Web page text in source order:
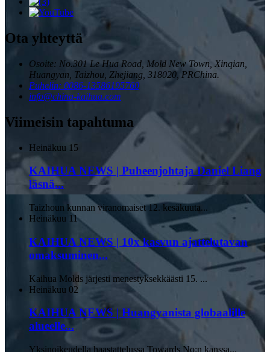
Ota yhteyttä
Osoite: No.301 Le Hua Road, Mold New Town, Xinqian,
Huangyan, Taizhou, Zhejiang, 318020, PRChina.
Puhelin: 0086-13586195760
info@china-kaihua.com
Viimeisin tapahtuma
Heinäkuu 15
KAIHUA NEWS | Puheenjohtaja Daniel Liang
läsnä...
Taizhoun kunnan viranomaiset 12. kesäkuuta...
Heinäkuu 11
KAIHUA NEWS | 10x kasvun ajattelutavan
omaksuminen...
Kaihua Molds järjesti menestyksekkäästi 15. ...
Heinäkuu 02
KAIHUA NEWS | Huangyanista globaalille
alueelle...
Yksinoikeudella haastattelussa Towards No:n kanssa...